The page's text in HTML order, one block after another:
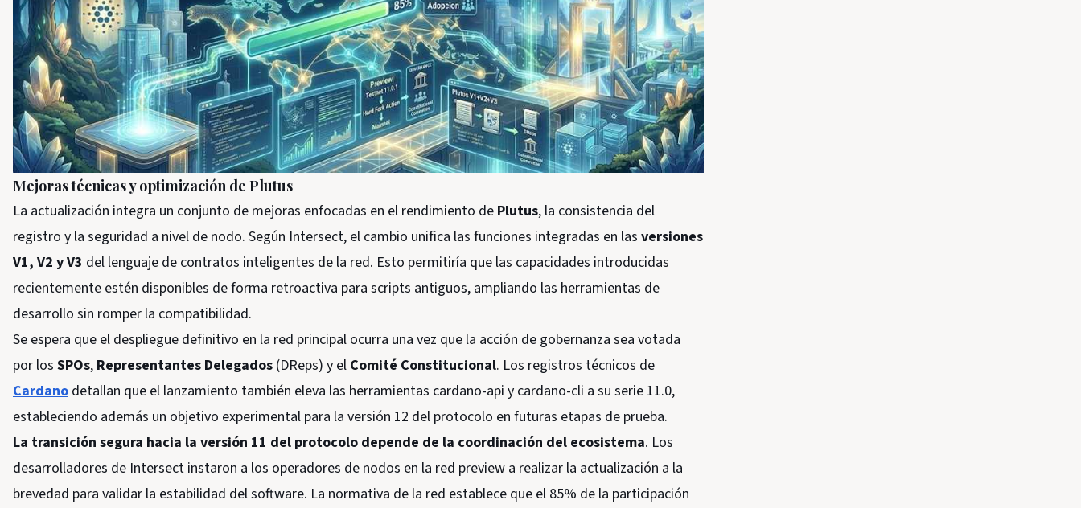
Mejoras técnicas y optimización de Plutus
La actualización integra un conjunto de mejoras enfocadas en el rendimiento de Plutus, la consistencia del
registro y la seguridad a nivel de nodo. Según Intersect, el cambio unifica las funciones integradas en las versiones
V1, V2 y V3 del lenguaje de contratos inteligentes de la red. Esto permitiría que las capacidades introducidas
recientemente estén disponibles de forma retroactiva para scripts antiguos, ampliando las herramientas de
desarrollo sin romper la compatibilidad.
Se espera que el despliegue definitivo en la red principal ocurra una vez que la acción de gobernanza sea votada
por los SPOs, Representantes Delegados (DReps) y el Comité Constitucional. Los registros técnicos de
Cardano detallan que el lanzamiento también eleva las herramientas cardano-api y cardano-cli a su serie 11.0,
estableciendo además un objetivo experimental para la versión 12 del protocolo en futuras etapas de prueba.
La transición segura hacia la versión 11 del protocolo depende de la coordinación del ecosistema. Los
desarrolladores de Intersect instaron a los operadores de nodos en la red preview a realizar la actualización a la
brevedad para validar la estabilidad del software. La normativa de la red establece que el 85% de la participación